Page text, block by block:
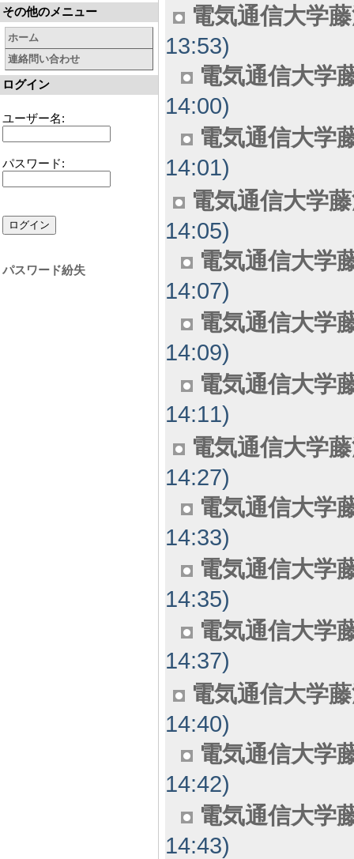
その他のメニュー
ホーム
連絡問い合わせ
ログイン
ユーザー名:
パスワード:
パスワード紛失
電気通信大学
13:53)
電気通信大学
14:00)
電気通信大学
14:01)
電気通信大学
14:05)
電気通信大学
14:07)
電気通信大学
14:09)
電気通信大学
14:11)
電気通信大学
14:27)
電気通信大学
14:33)
電気通信大学
14:35)
電気通信大学
14:37)
電気通信大学
14:40)
電気通信大学
14:42)
電気通信大学
14:43)